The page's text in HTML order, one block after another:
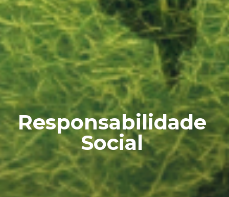
Responsabilidade
Social